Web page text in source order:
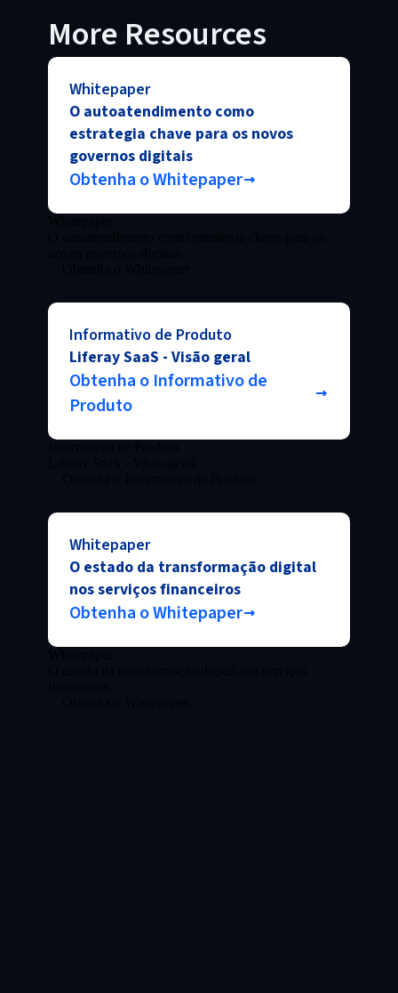
More Resources
Whitepaper
O autoatendimento como
estrategia chave para os novos
governos digitais
Obtenha o Whitepaper
Informativo de Produto
Liferay SaaS - Visão geral
Obtenha o Informativo de
Produto
Whitepaper
O estado da transformação digital
nos serviços financeiros
Obtenha o Whitepaper